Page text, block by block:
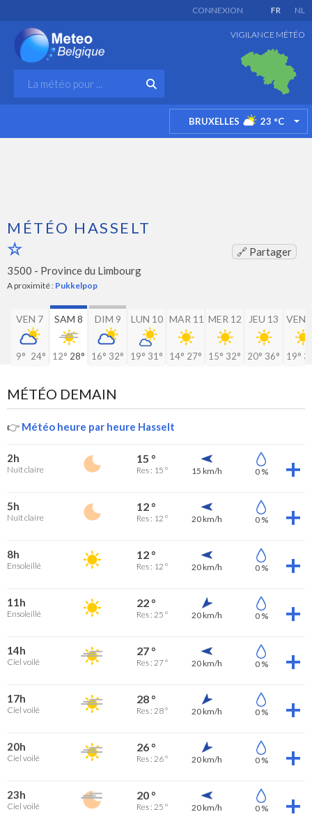
FR NL
CONNEXION
VIGILANCE MÉTÉO
BRUXELLES 23 °C
MÉTÉO HASSELT
🔗 Partager
3500 - Province du Limbourg
A proximité : Pukkelpop
VEN 7
9° 24°
SAM 8
12° 28°
DIM 9
16° 32°
LUN 10
19° 31°
MAR 11
14° 27°
MER 12
15° 32°
JEU 13
20° 36°
VEN
19°
MÉTÉO DEMAIN
👉 Météo heure par heure Hasselt
2h
Nuit claire
15 °
Res : 15 ° 15 km/h 0 %
5h
Nuit claire
12 °
Res : 12 ° 20 km/h 0 %
8h
Ensoleillé
12 °
Res : 12 ° 20 km/h 0 %
11h
Ensoleillé
22 °
Res : 25 ° 20 km/h 0 %
14h
Ciel voilé
27 °
Res : 27 ° 20 km/h 0 %
17h
Ciel voilé
28 °
Res : 28 ° 20 km/h 0 %
20h
Ciel voilé
26 °
Res : 26 ° 20 km/h 0 %
23h
Ciel voilé
20 °
Res : 25 ° 20 km/h 0 %